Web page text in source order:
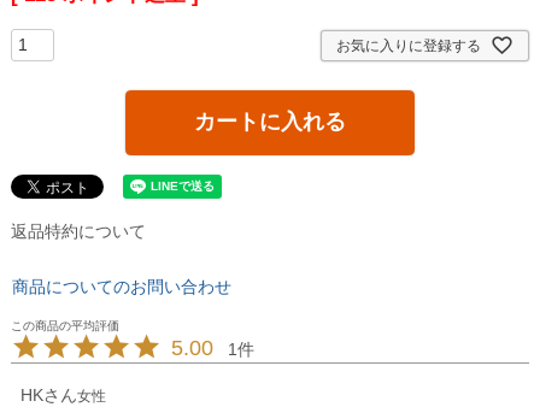
お気に入りに登録する
カートに入れる
返品特約について
商品についてのお問い合わせ
5.00 1
HK
女性